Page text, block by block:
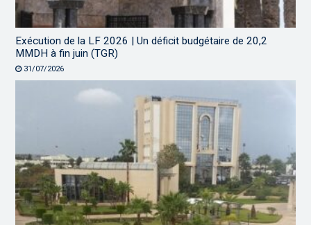
Exécution de la LF 2026 | Un déficit budgétaire de 20,2
MMDH à fin juin (TGR)
31/07/2026